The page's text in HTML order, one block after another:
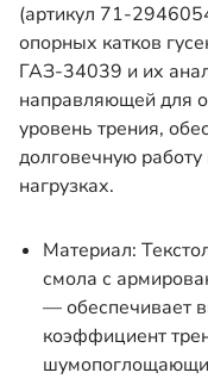
(артикул 71-
опорных катков
ГАЗ-34039 и их
направляющей для
уровень трения,
долговечную
нагрузках.
Материал:
смола с
— обеспечивает
коэффициент